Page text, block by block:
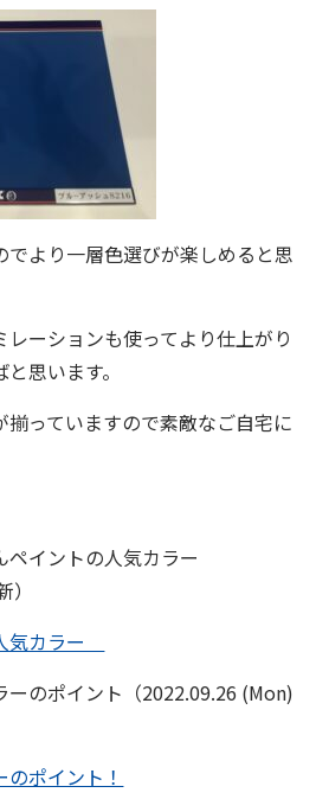
より一層色選びが楽しめると思
レーションも使ってより仕上がり
思います。
揃っていますので素敵なご自宅に
イントの人気カラー
気カラー
のポイント（2022.09.26 (Mon)
ポイント！